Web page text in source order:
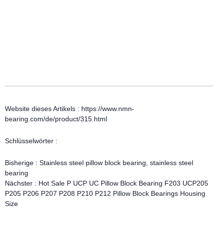
Website dieses Artikels : https://www.nmn-
bearing.com/de/product/315.html
Schlüsselwörter :
Bisherige : Stainless steel pillow block bearing, stainless steel
bearing
Nächster : Hot Sale P UCP UC Pillow Block Bearing F203 UCP205
P205 P206 P207 P208 P210 P212 Pillow Block Bearings Housing
Size